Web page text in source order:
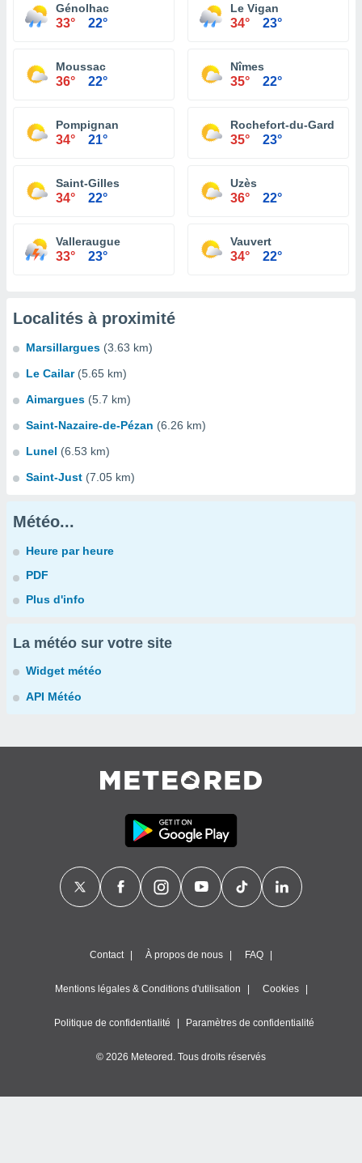
Génolhac
33° 22°
Le Vigan
34° 23°
Moussac
36° 22°
Nîmes
35° 22°
Pompignan
34° 21°
Rochefort-du-Gard
35° 23°
Saint-Gilles
34° 22°
Uzès
36° 22°
Valleraugue
33° 23°
Vauvert
34° 22°
Localités à proximité
Marsillargues (3.63 km)
Le Cailar (5.65 km)
Aimargues (5.7 km)
Saint-Nazaire-de-Pézan (6.26 km)
Lunel (6.53 km)
Saint-Just (7.05 km)
Météo...
Heure par heure
PDF
Plus d'info
La météo sur votre site
Widget météo
API Météo
Contact À propos de nous FAQ
Mentions légales & Conditions d'utilisation Cookies
Politique de confidentialité Paramètres de confidentialité
© 2026 Meteored. Tous droits réservés